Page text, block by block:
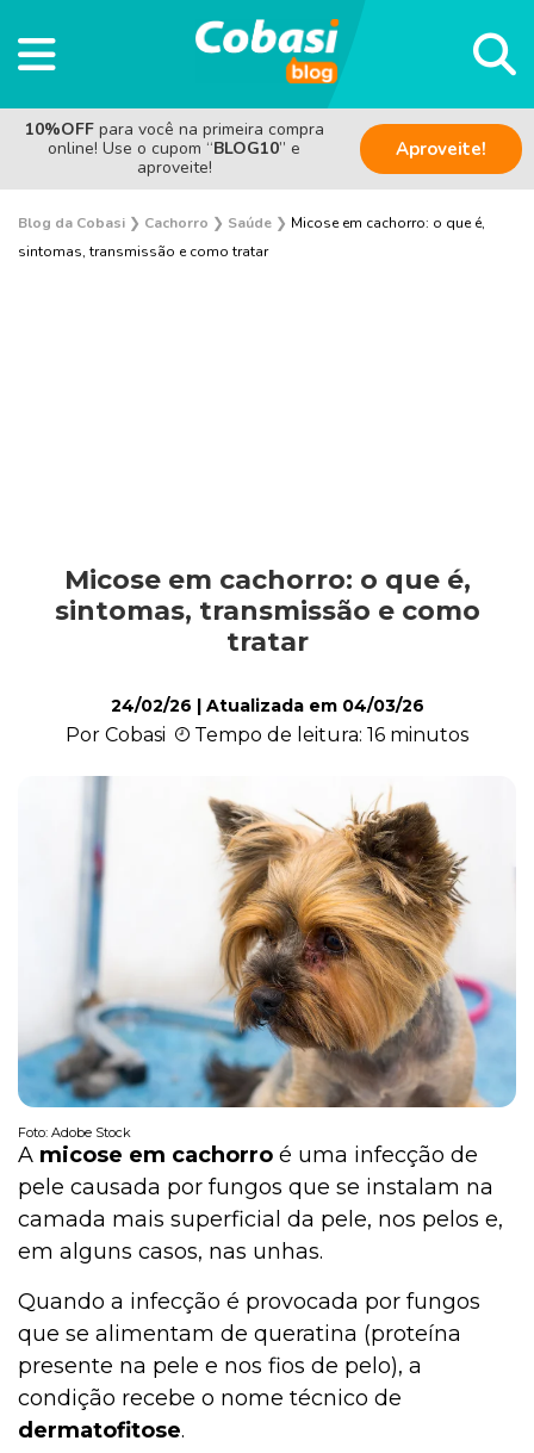
10%OFF para você na primeira compra
online! Use o cupom “BLOG10” e
aproveite!
Aproveite!
Blog da Cobasi ❯ Cachorro ❯ Saúde ❯ Micose em cachorro: o que é,
sintomas, transmissão e como tratar
Alimentação
Higiene
Saúde
Micose em cachorro: o que é,
sintomas, transmissão e como
tratar
24/02/26 | Atualizada em 04/03/26
Por Cobasi Tempo de leitura: 16 minutos
Foto: Adobe Stock
A micose em cachorro é uma infecção de
pele causada por fungos que se instalam na
camada mais superficial da pele, nos pelos e,
em alguns casos, nas unhas.
Quando a infecção é provocada por fungos
que se alimentam de queratina (proteína
presente na pele e nos fios de pelo), a
condição recebe o nome técnico de
dermatofitose.